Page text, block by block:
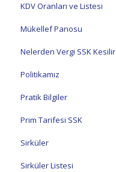
KDV Oranları ve Listesi
Mükellef Panosu
Nelerden Vergi SSK Kesilir
Politikamız
Pratik Bilgiler
Prim Tarifesi SSK
Sirküler
Sirküler Listesi